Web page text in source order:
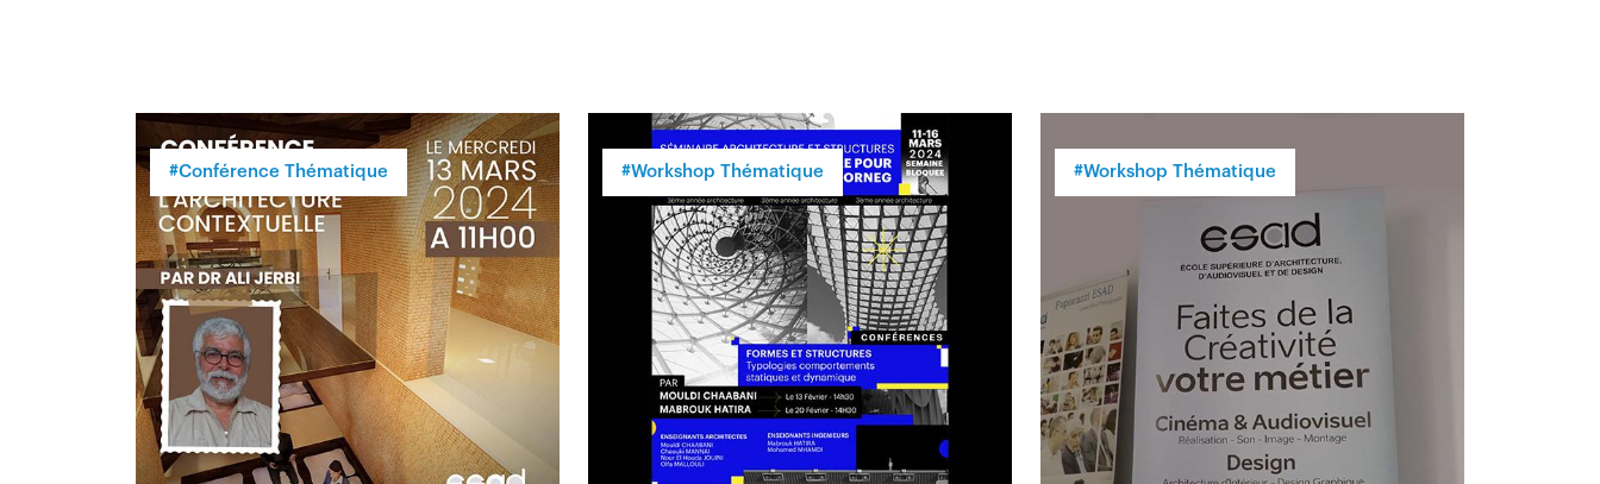
#Conférence Thématique #Workshop Thématique #Workshop Thématique